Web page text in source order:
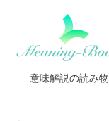
意味解説の読み物